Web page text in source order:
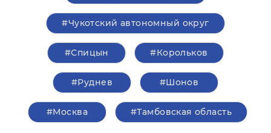
#Чукотский автономный округ
#Спицын #Корольков
#Руднев #Шонов
#Москва #Тамбовская область